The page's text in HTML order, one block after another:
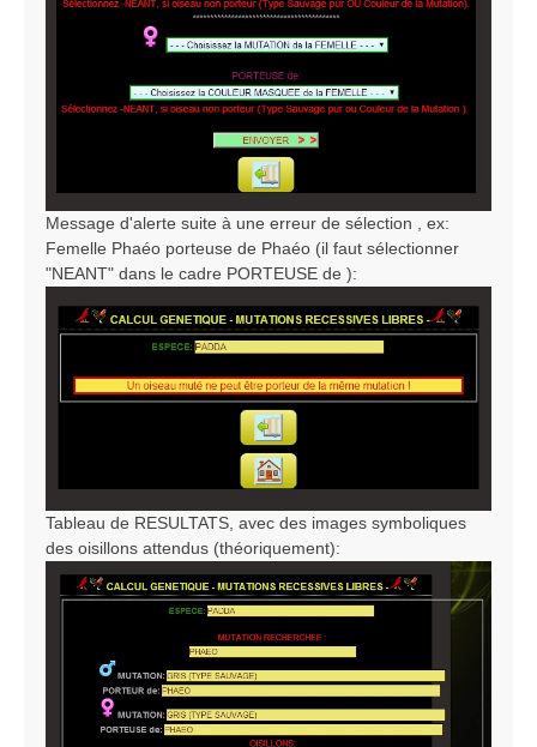
Message d'alerte suite à une erreur de sélection , ex:
Femelle Phaéo porteuse de Phaéo (il faut sélectionner
"NEANT" dans le cadre PORTEUSE de ):
Tableau de RESULTATS, avec des images symboliques
des oisillons attendus (théoriquement):